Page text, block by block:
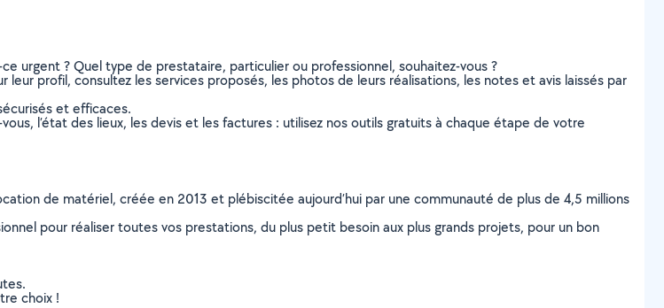
urgent ? Quel type de prestataire, particulier ou professionnel, souhaitez-vous ?
profil, consultez les services proposés, les photos de leurs réalisations, les notes et avis laissés par
et efficaces.
l’état des lieux, les devis et les factures : utilisez nos outils gratuits à chaque étape de votre
de matériel, créée en 2013 et plébiscitée aujourd’hui par une communauté de plus de 4,5 millions
pour réaliser toutes vos prestations, du plus petit besoin aux plus grands projets, pour un bon
choix !